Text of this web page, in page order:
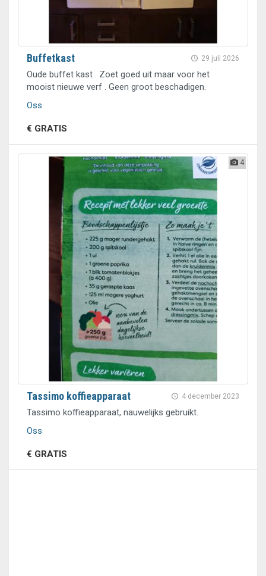
29 juli 2026
Buffetkast
Oude buffet kast . Zoet goed uit maar voor het
mooist nieuwe verf . Geen groot beschadigen.
Oss
€ GRATIS
4
4 december 2023
Tassimo koffieapparaat
Tassimo koffieapparaat, nauwelijks gebruikt.
Oss
€ GRATIS